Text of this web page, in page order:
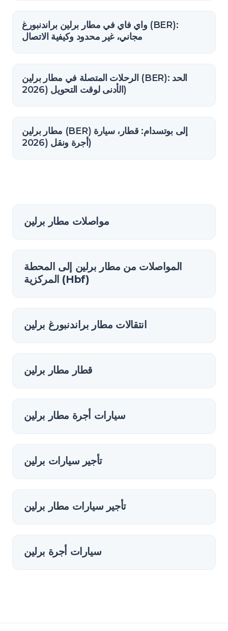
واي فاي في مطار برلين براندنبورغ (BER):
مجاني، غير محدود وكيفية الاتصال
الرحلات المتصلة في مطار برلين (BER): الحد
الأدنى لوقت التحويل (2026)
مطار برلين (BER) إلى بوتسدام: قطار، سيارة
أجرة ونقل (2026)
مواصلات مطار برلين
المواصلات من مطار برلين إلى المحطة
المركزية (Hbf)
انتقالات مطار براندنبورغ برلين
قطار مطار برلين
سيارات أجرة مطار برلين
تأجير سيارات برلين
تأجير سيارات مطار برلين
سيارات أجرة برلين